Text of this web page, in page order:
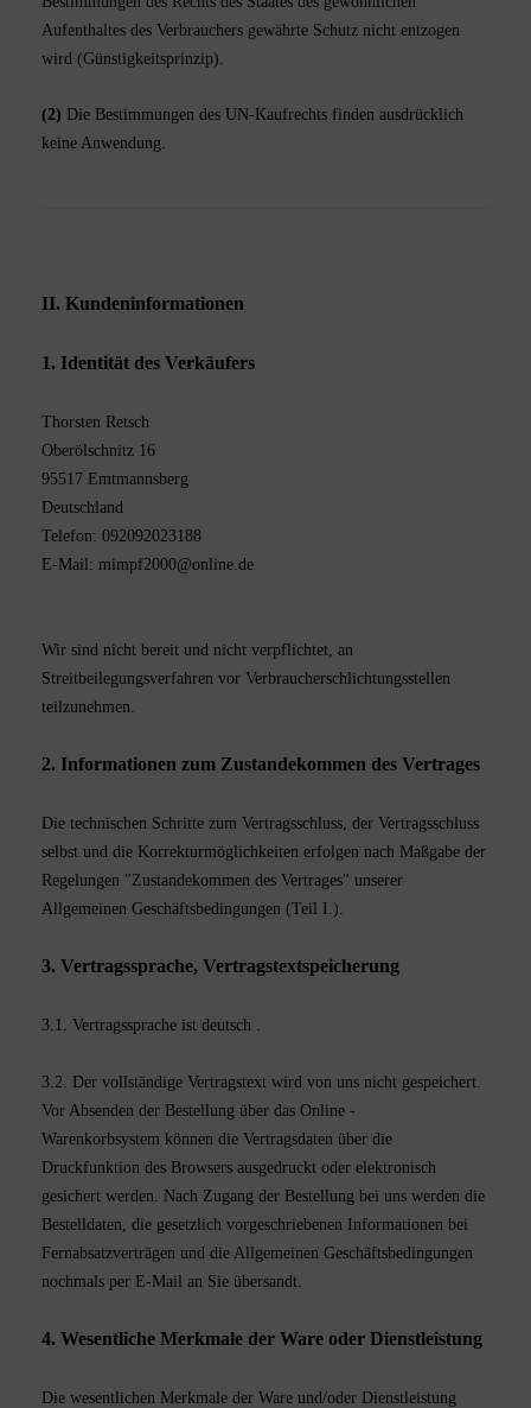
Aufenthaltes des Verbrauchers gewährte Schutz nicht entzogen
wird (Günstigkeitsprinzip).
(2) Die Bestimmungen des UN-Kaufrechts finden ausdrücklich
keine Anwendung.
II. Kundeninformationen
1. Identität des Verkäufers
Thorsten Retsch
Oberölschnitz 16
95517 Emtmannsberg
Deutschland
Telefon: 092092023188
E-Mail: mimpf2000@online.de
Wir sind nicht bereit und nicht verpflichtet, an
Streitbeilegungsverfahren vor Verbraucherschlichtungsstellen
teilzunehmen.
2. Informationen zum Zustandekommen des Vertrages
Die technischen Schritte zum Vertragsschluss, der Vertragsschluss
selbst und die Korrekturmöglichkeiten erfolgen nach Maßgabe der
Regelungen "Zustandekommen des Vertrages" unserer
Allgemeinen Geschäftsbedingungen (Teil I.).
3. Vertragssprache, Vertragstextspeicherung
3.1. Vertragssprache ist deutsch
3.2. Der vollständige Vertragstext wird von uns nicht gespeichert.
Vor Absenden der Bestellung über das Online -
Warenkorbsystem können die Vertragsdaten über die
Druckfunktion des Browsers ausgedruckt oder elektronisch
gesichert werden. Nach Zugang der Bestellung bei uns werden die
Bestelldaten, die gesetzlich vorgeschriebenen Informationen bei
Fernabsatzverträgen und die Allgemeinen Geschäftsbedingungen
nochmals per E-Mail an Sie übersandt.
4. Wesentliche Merkmale der Ware oder Dienstleistung
Die wesentlichen Merkmale der Ware und/oder Dienstleistung